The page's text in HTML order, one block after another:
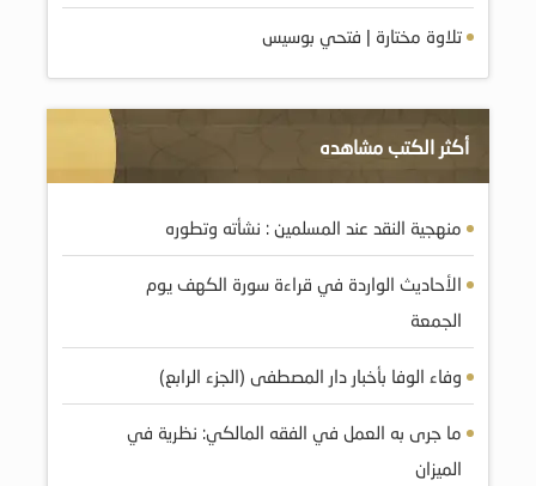
تلاوة مختارة | فتحي بوسيس
أكثر الكتب مشاهده
منهجية النقد عند المسلمين : نشأته وتطوره
الأحاديث الواردة في قراءة سورة الكهف يوم
الجمعة
وفاء الوفا بأخبار دار المصطفى (الجزء الرابع)
ما جرى به العمل في الفقه المالكي: نظرية في
الميزان